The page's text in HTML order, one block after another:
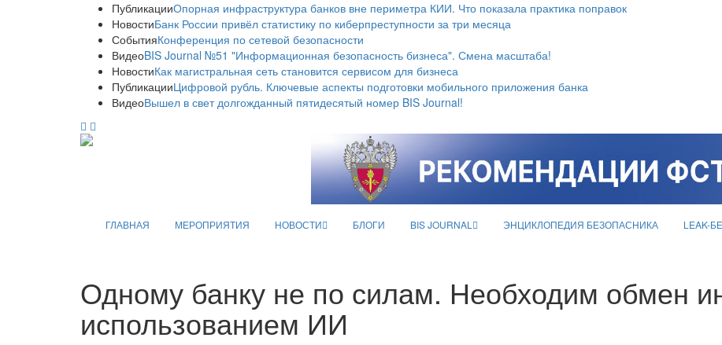
ПубликацииОпорная инфраструктура банков вне периметра КИИ. Что показала практика поправок
НовостиБанк России привёл статистику по киберпреступности за три месяца
СобытияКонференция по сетевой безопасности
ВидеоBIS Journal №51 "Информационная безопасность бизнеса". Смена масштаба!
НовостиКак магистральная сеть становится сервисом для бизнеса
ПубликацииЦифровой рубль. Ключевые аспекты подготовки мобильного приложения банка
ВидеоВышел в свет долгожданный пятидесятый номер BIS Journal!
ГЛАВНАЯ МЕРОПРИЯТИЯ НОВОСТИ БЛОГИ BIS JOURNAL ЭНЦИКЛОПЕДИЯ БЕЗОПАСНИКА LEAK-
Одному банку не по силам. Необходим обмен
использованием ИИ